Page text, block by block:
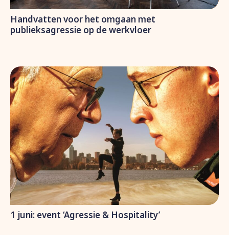
Handvatten voor het omgaan met
publieksagressie op de werkvloer
1 juni: event ‘Agressie & Hospitality’